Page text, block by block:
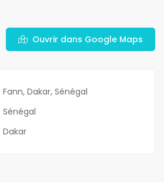
Ouvrir dans Google Maps
Fann, Dakar, Sénégal
Sénégal
Dakar